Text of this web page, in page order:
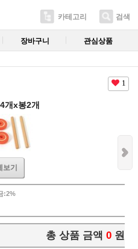
카테고리 검색
장바구니 관심상품
1
개x봉2개
보기
:2%
총 상품 금액 0 원